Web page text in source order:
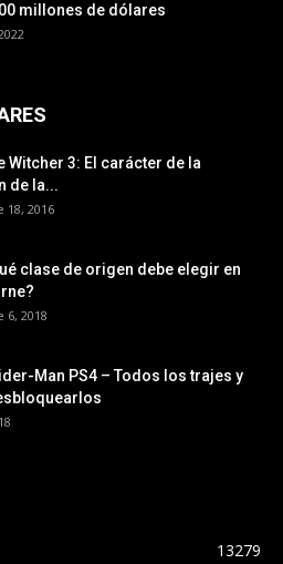
millones de dólares
Witcher 3: El carácter de la
de la...
18, 2016
clase de origen debe elegir en
2018
Man PS4 – Todos los trajes y
13279